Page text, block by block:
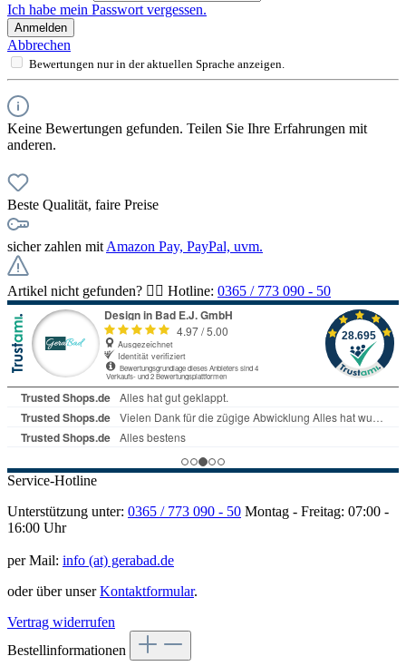
Ich habe mein Passwort vergessen.
Anmelden
Abbrechen
Bewertungen nur in der aktuellen Sprache anzeigen.
Keine Bewertungen gefunden. Teilen Sie Ihre Erfahrungen mit
anderen.
Beste Qualität, faire Preise
sicher zahlen mit Amazon Pay, PayPal, uvm.
Artikel nicht gefunden? 👉🏻 Hotline: 0365 / 773 090 - 50
Service-Hotline
Unterstützung unter: 0365 / 773 090 - 50 Montag - Freitag: 07:00 -
16:00 Uhr
per Mail: info (at) gerabad.de
oder über unserKontaktformular.
Vertrag widerrufen
Bestellinformationen